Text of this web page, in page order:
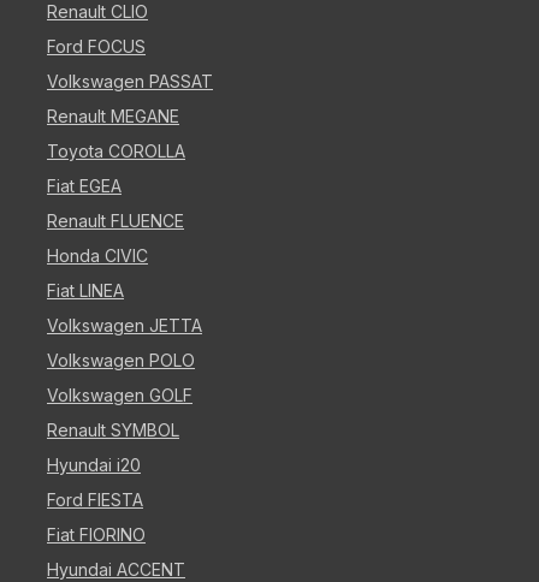
Renault CLIO
Ford FOCUS
Volkswagen PASSAT
Renault MEGANE
Toyota COROLLA
Fiat EGEA
Renault FLUENCE
Honda CIVIC
Fiat LINEA
Volkswagen JETTA
Volkswagen POLO
Volkswagen GOLF
Renault SYMBOL
Hyundai i20
Ford FIESTA
Fiat FIORINO
Hyundai ACCENT